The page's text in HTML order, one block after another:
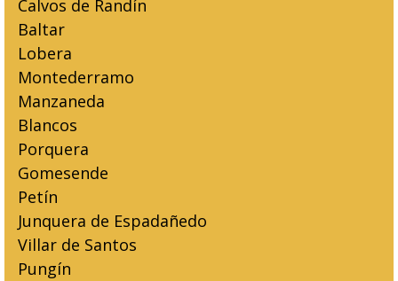
Calvos de Randín
Baltar
Lobera
Montederramo
Manzaneda
Blancos
Porquera
Gomesende
Petín
Junquera de Espadañedo
Villar de Santos
Pungín